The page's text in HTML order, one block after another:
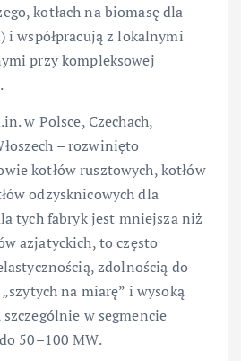
kotłach na biomasę dla
i współpracują z lokalnymi
przy kompleksowej
w Polsce, Czechach,
– rozwinięto
kotłów rusztowych, kotłów
odzysknicowych dla
tych fabryk jest mniejsza niż
azjatyckich, to często
zdolnością do
na miarę” i wysoką
w segmencie
50–100 MW.